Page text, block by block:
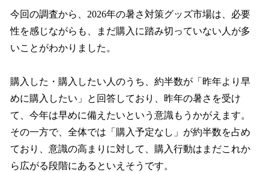
今回の調査から、2026年の暑さ対策グッズ市場は、必要
性を感じながらも、まだ購入に踏み切っていない人が多
いことがわかりました。
購入した・購入したい人のうち、約半数が「昨年より早
めに購入したい」と回答しており、昨年の暑さを受け
て、今年は早めに備えたいという意識もうかがえます。
その一方で、全体では「購入予定なし」が約半数を占め
ており、意識の高まりに対して、購入行動はまだこれか
ら広がる段階にあるといえそうです。